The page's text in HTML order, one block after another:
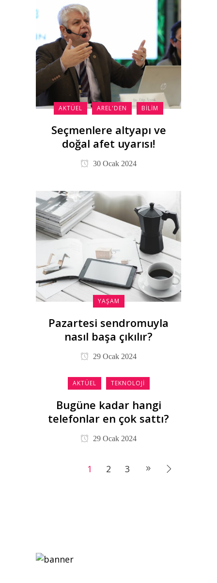
AKTÜEL AREL'DEN BILIM
Seçmenlere altyapı ve
doğal afet uyarısı!
30 Ocak 2024
YAŞAM
Pazartesi sendromuyla
nasıl başa çıkılır?
29 Ocak 2024
AKTÜEL TEKNOLOJI
Bugüne kadar hangi
telefonlar en çok sattı?
29 Ocak 2024
1 2 3